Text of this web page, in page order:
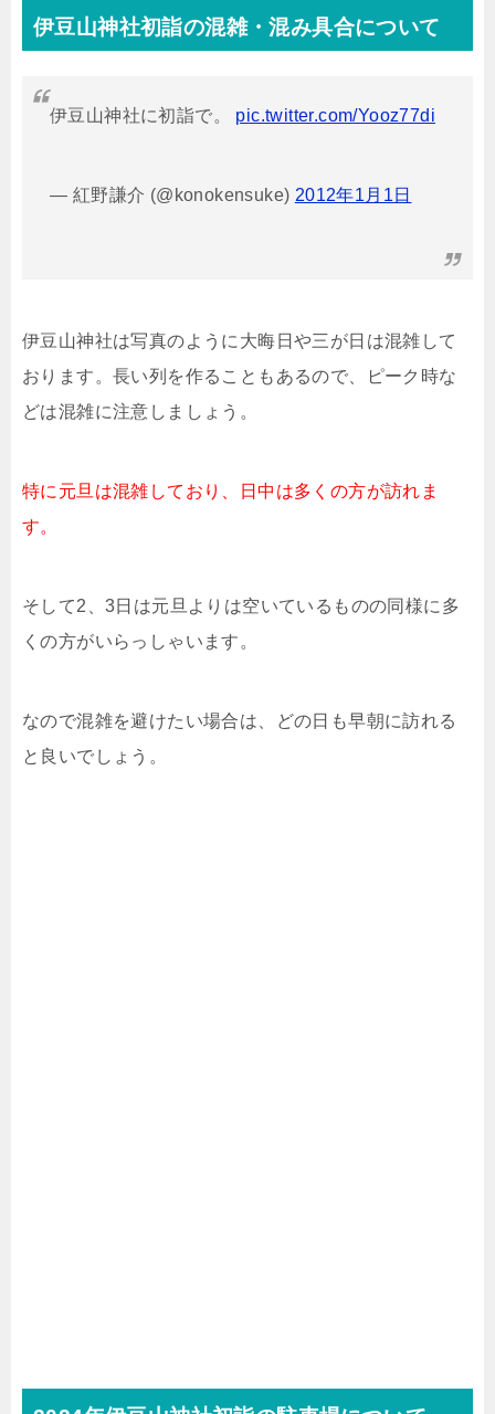
伊豆山神社初詣の混雑・混み具合について
伊豆山神社に初詣で。 pic.twitter.com/Yooz77di
— 紅野謙介 (@konokensuke) 2012年1月1日
伊豆山神社は写真のように大晦日や三が日は混雑して
おります。長い列を作ることもあるので、ピーク時な
どは混雑に注意しましょう。
特に元旦は混雑しており、日中は多くの方が訪れま
す。
そして2、3日は元旦よりは空いているものの同様に多
くの方がいらっしゃいます。
なので混雑を避けたい場合は、どの日も早朝に訪れる
と良いでしょう。